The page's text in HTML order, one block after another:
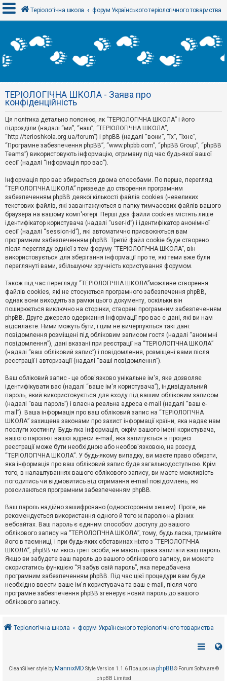
х
і
Р
е
с
т
р
а
ц
і
я
Т
е
м
и
б
е
з
в
і
д
о
і
д
е
й
А
т
и
в
е
м
и
П
о
ш
у
Д
о
м
о
г
Теріологічна школа форум Українського теріологічного товариства
ТЕРІОЛОГІЧНА ШКОЛА - Заява про
конфіденційність
Ця політика детально пояснює, як “ТЕРІОЛОГІЧНА ШКОЛА” і його
підрозділи (надалі “ми”, “наш”, “ТЕРІОЛОГІЧНА ШКОЛА”,
“http://terioshkola.org.ua/forum”) і phpBB (надалі “вони”, “їх”, “їхнє”,
“Програмне забезпечення phpBB”, “www.phpbb.com”, “phpBB Group”, “phpBB
Teams”) використовують інформацію, отриману під час будь-якої вашої
сесії (надалі “інформація про вас”).
Інформація про вас збирається двома способами. По перше, перегляд
“ТЕРІОЛОГІЧНА ШКОЛА” призведе до створення програмним
забезпеченням phpBB деякої кількості файлів cookies (невеликих
текстових файлів, які завантажуються в папку тимчасових файлів вашого
браузера на вашому комп'ютері. Перші два файли cookies містять лише
ідентифікатор користувача (надалі “user-id”) і ідентифікатор анонімної
сесії (надалі “session-id”), які автоматично присвоюються вам
програмним забезпеченням phpBB. Третій файл cookie буде створено
після перегляду однієї з тем форуму “ТЕРІОЛОГІЧНА ШКОЛА”, він
використовується для зберігання інформації про те, які теми вже були
переглянуті вами, збільшуючи зручність користування форумом.
Також під час перегляду “ТЕРІОЛОГІЧНА ШКОЛА”можливе створення
файлів cookies, які не стосуються програмного забезпечення phpBB,
однак вони виходять за рамки цього документу, оскільки він
поширюється виключно на сторінки, створені програмним забезпеченням
phpBB. Друге джерело одержання інформації про вас є дані, які ви нам
відсилаєте. Ними можуть бути, і цим не вичерпуються такі дані:
повідомлення розміщені під обліковим записом гостя (надалі “анонімні
повідомлення”), дані вказані при реєстрації на “ТЕРІОЛОГІЧНА ШКОЛА”
(надалі “ваш обліковий запис”) і повідомлення, розміщені вами після
реєстрації і авторизації (надалі “ваші повідомлення”).
Ваш обліковий запис - це обов'язково унікальне ім'я, яке дозволяє
ідентифікувати вас (надалі “ваше ім'я користувача”), індивідуальний
пароль, який використовується для входу під вашим обліковим записом
(надалі “ваш пароль”) і власна реальна адреса e-mail (надалі “ваш e-
mail”). Ваша інформація про ваш обліковий запис на “ТЕРІОЛОГІЧНА
ШКОЛА” захищена законами про захист інформації країни, яка надає нам
послуги хостингу. Будь-яка інформація, окрім вашого імені користувача,
вашого паролю і вашої адреси e-mail, яка запитується в процесі
реєстрації може бути необхідною або необов'язковою, на розсуд
“ТЕРІОЛОГІЧНА ШКОЛА”. У будь-якому випадку, ви маєте право обирати,
яка інформація про ваш обліковий запис буде загальнодоступною. Крім
того, в налаштуваннях вашого облікового запису, ви маєте можливість
погодитись чи відмовитись від отримання e-mail повідомлень, які
розсилаються програмним забезпеченням phpBB.
Ваш пароль надійно зашифровано (одностороннім хешем). Проте, не
рекомендується використання одного й того ж паролю на різних
вебсайтах. Ваш пароль є єдиним способом доступу до вашого
облікового запису на “ТЕРІОЛОГІЧНА ШКОЛА”, тому, будь ласка, тримайте
його в таємниці, і при будь-яких обставинах ніхто з “ТЕРІОЛОГІЧНА
ШКОЛА”, phpBB чи якісь треті особи, не мають права запитати ваш пароль.
Якщо ви забудете ваш пароль до вашого облікового запису, ви можете
скористатись функцією “Я забув свій пароль”, яка передбачена
програмним забезпеченням phpBB. Під час цієї процедури вам буде
необхідно ввести ваше ім'я користувача та ваш e-mail, після чого
програмне забезпечення phpBB згенерує новий пароль до вашого
облікового запису.
Теріологічна школа форум Українського теріологічного товариства
CleanSilver style by MannixMD Style Version 1.1.6 Працює на phpBB® Forum Software ©
phpBB Limited